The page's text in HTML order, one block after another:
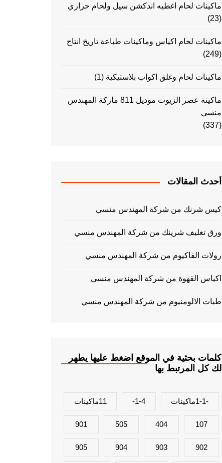
ماكينات لحام اغطيه اندكشن سيل ولحام حراري
(23)
ماكينات لحام اكياس وماكينات طباعة تاريخ انتاج
(249)
ماكينات لحام وغلق اكواب بلاستيكية (1)
ماكينة عصر الزيوت موديل 811 ماركة المهندس
منسي
(337)
أحدث المقالات
كيس شرنك من شركة المهندس منسي
ورق تغليف شرينك من شركة المهندس منسي
رولات الفاكيوم من شركة المهندس منسي
اكياس القهوة من شركة المهندس منسي
طبات الالومنيوم من شركة المهندس منسي
كلمات بحثية في الموقع اضغط عليها يطهر
لك كل المرتبط بها
-1-1ماكينات 1-4- 11ماكينات
107
404
505
901
902
903
904
905